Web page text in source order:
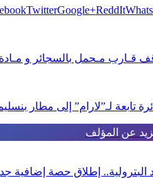
TwitterGoogle+ReddIt
قـارب مـحمل بالسجائر و
لـ”لارام” إلى مطار بنسليمان وهي تقل 167
عن المؤلف
البترولية.. إطلاق حصة إضافية